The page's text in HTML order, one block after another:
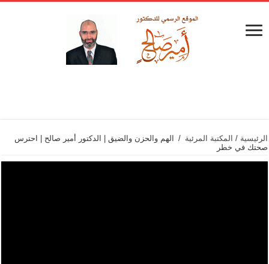
الرئيسية / المكتبة المرئية /
الهم والحزن والضيق | الدكتور أمير صالح | احترس
صحتك في خطر